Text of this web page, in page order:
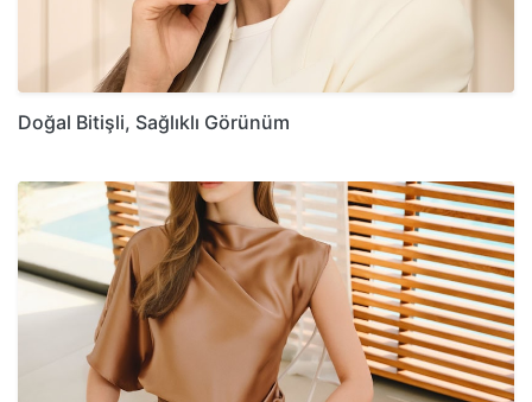
Doğal Bitişli, Sağlıklı Görünüm